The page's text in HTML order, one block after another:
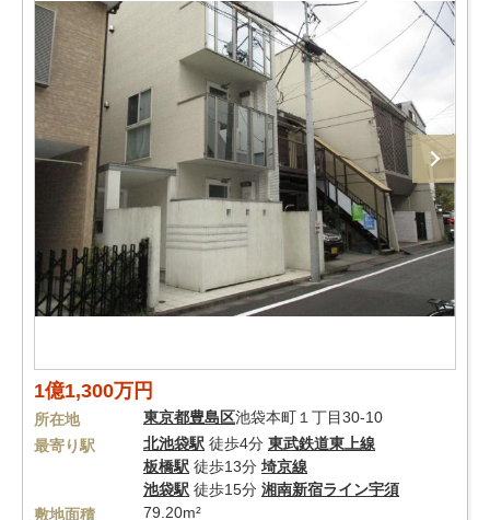
1億1,300万円
所在地 東京都豊島区池袋本町１丁目30-10
最寄り駅
北池袋駅 徒歩4分 東武鉄道東上線
板橋駅 徒歩13分 埼京線
池袋駅 徒歩15分 湘南新宿ライン宇須
敷地面積
79.20m²